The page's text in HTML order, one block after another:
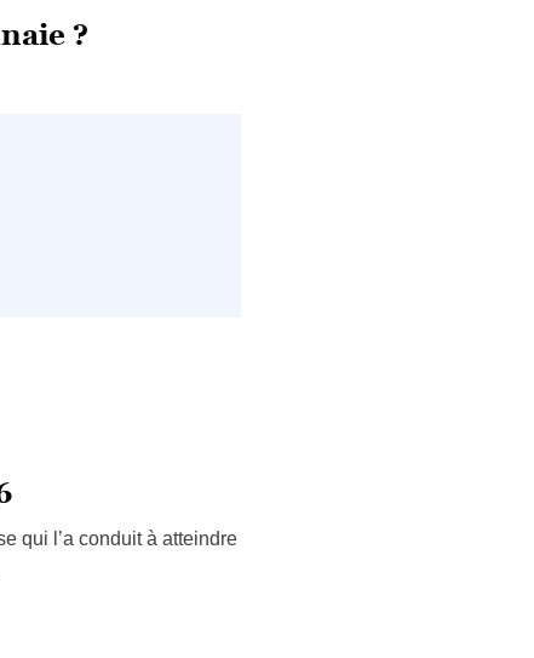
?
qui l’a conduit à atteindre